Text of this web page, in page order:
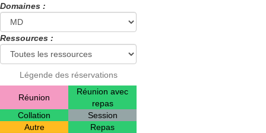
Domaines :
Ressources :
Légende des réservations
Réunion
Réunion avec
repas
Collation
Session
Autre
Repas